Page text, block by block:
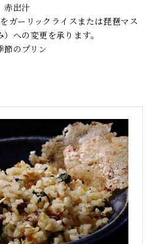
出汁
ガーリックライスまたは琵琶マス
への変更を承ります。
節のプリン